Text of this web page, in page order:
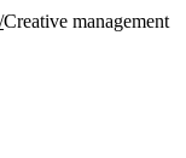
Creative management